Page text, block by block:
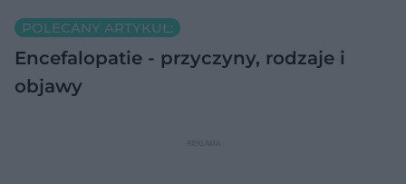
POLECANY ARTYKUŁ:
Encefalopatie - przyczyny, rodzaje i
objawy